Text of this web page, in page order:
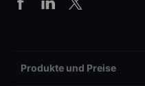
Produkte und Preise